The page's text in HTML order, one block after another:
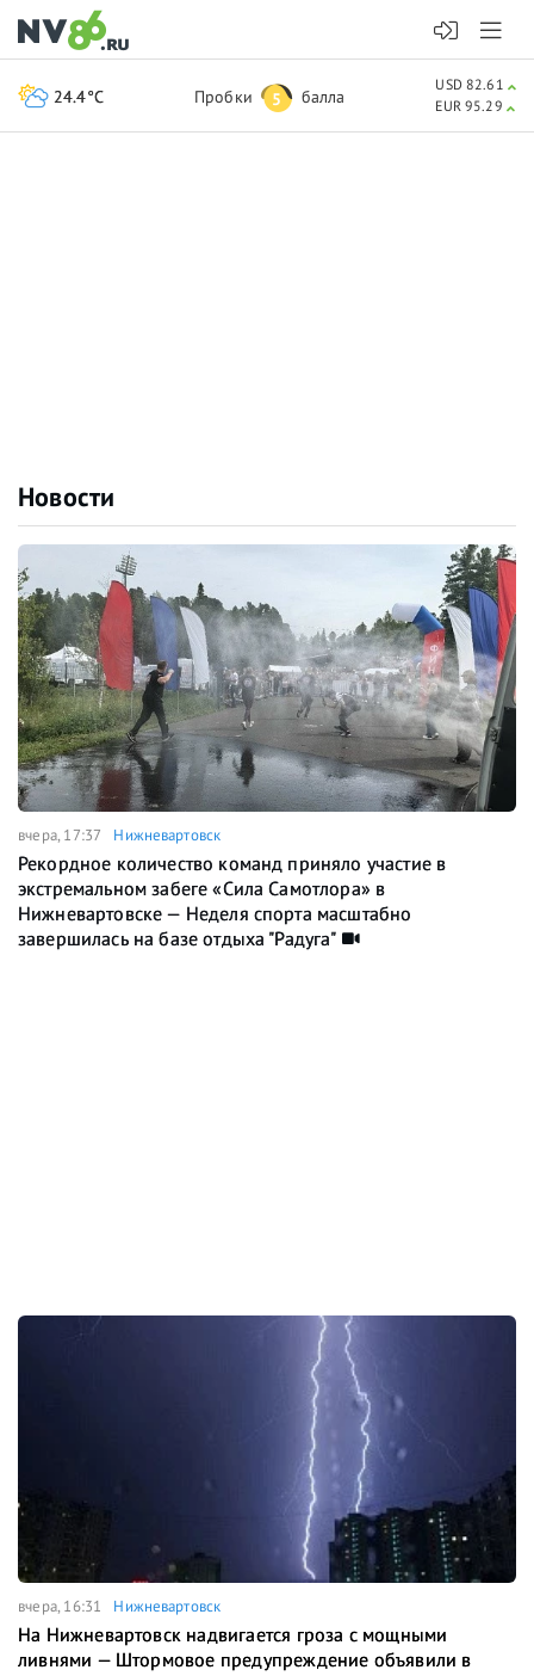
Новости
вчера, 17:37 Нижневартовск
Рекордное количество команд приняло участие в
экстремальном забеге «Сила Самотлора» в
Нижневартовске — Неделя спорта масштабно
завершилась на базе отдыха "Радуга"
вчера, 16:31 Нижневартовск
На Нижневартовск надвигается гроза с мощными
ливнями — Штормовое предупреждение объявили в
24.4°C Пробки 5 балла
USD 82.61
EUR 95.29